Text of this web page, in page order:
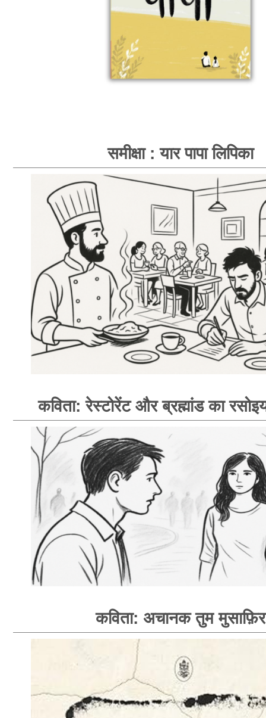
समीक्षा : यार पापा लिपिका
कविता: रेस्टोरेंट और ब्रह्मांड का
कविता: अचानक तुम मुसाफ़िर